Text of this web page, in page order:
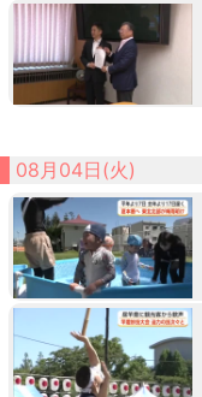
08月04日(火)